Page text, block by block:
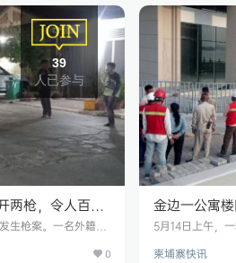
取住宿。直到事
39
人已参与
两枪，令人百思
生枪案。一名外籍男
收集子弹壳，继续介
0
金边一公寓
体，背后真
5月14日上午，
籍男子的尸体。
柬埔寨快讯